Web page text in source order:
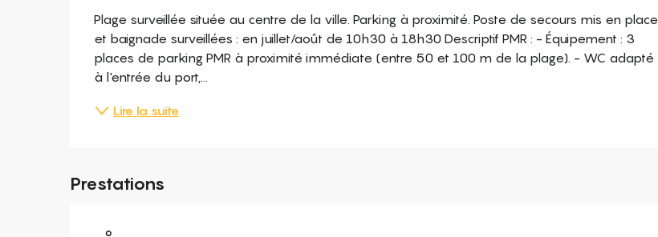
Plage surveillée située au centre de la ville. Parking à proximité. Poste de secours mis en place
et baignade surveillées : en juillet/août de 10h30 à 18h30 Descriptif PMR : - Équipement : 3
places de parking PMR à proximité immédiate (entre 50 et 100 m de la plage). - WC adapté
à l'entrée du port,...
Lire la suite
Prestations